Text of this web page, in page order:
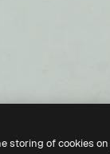
storing of cookies